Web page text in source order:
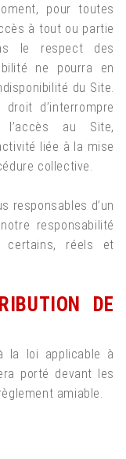
pour toutes
à tout ou partie
le respect des
ne pourra en
du Site.
d’interrompre
l’accès au Site,
liée à la mise
collective.
responsables d’un
responsabilité
certains, réels et
DE
la loi applicable à
porté devant les
amiable.